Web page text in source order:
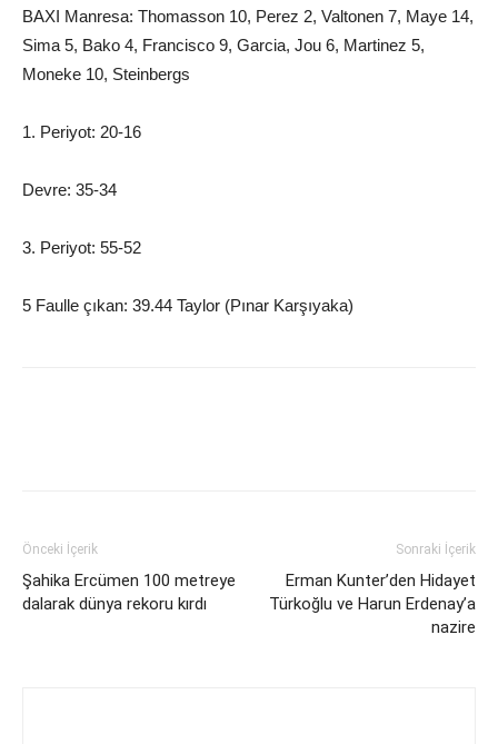
BAXI Manresa: Thomasson 10, Perez 2, Valtonen 7, Maye 14,
Sima 5, Bako 4, Francisco 9, Garcia, Jou 6, Martinez 5,
Moneke 10, Steinbergs
1. Periyot: 20-16
Devre: 35-34
3. Periyot: 55-52
5 Faulle çıkan: 39.44 Taylor (Pınar Karşıyaka)
Önceki İçerik
Şahika Ercümen 100 metreye
dalarak dünya rekoru kırdı
Sonraki İçerik
Erman Kunter’den Hidayet
Türkoğlu ve Harun Erdenay’a
nazire